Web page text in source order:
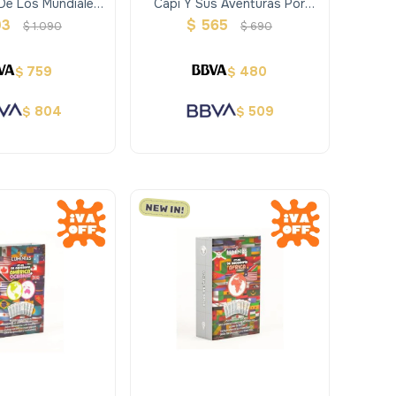
1930-2026
$1.090
$ 759
$ 804
Uruguay
$ 565 $690
$ 480
$ 509